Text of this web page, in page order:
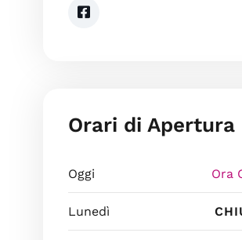
Orari di Apertura
Oggi Ora
Lunedì